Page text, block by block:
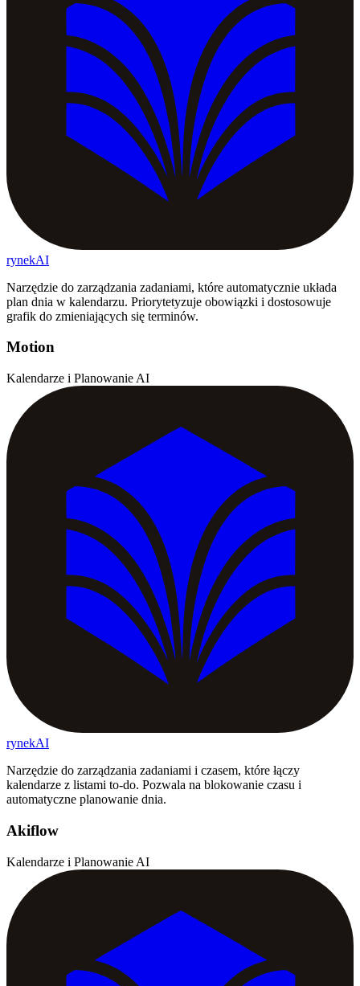
rynekAI
Narzędzie do zarządzania zadaniami, które automatycznie układa
plan dnia w kalendarzu. Priorytetyzuje obowiązki i dostosowuje
grafik do zmieniających się terminów.
Motion
Kalendarze i Planowanie AI
rynekAI
Narzędzie do zarządzania zadaniami i czasem, które łączy
kalendarze z listami to-do. Pozwala na blokowanie czasu i
automatyczne planowanie dnia.
Akiflow
Kalendarze i Planowanie AI